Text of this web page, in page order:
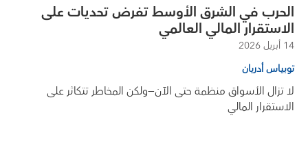
الحرب في الشرق الأوسط تفرض تحديات على
الاستقرار المالي العالمي
14 أبريل 2026
توبياس أدريان
لا تزال الأسواق منظمة حتى الآن—ولكن المخاطر تتكاثر على
الاستقرار المالي